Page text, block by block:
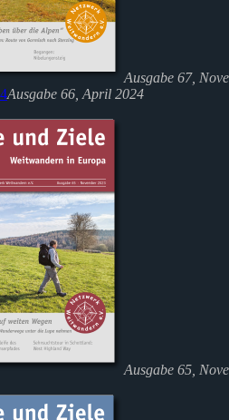
Ausgabe 67,
Ausgabe 66, April 2024
Ausgabe 65,